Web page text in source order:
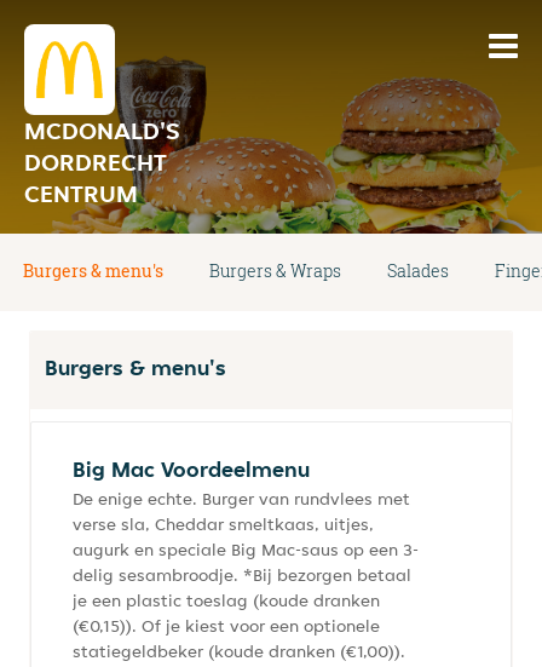
MCDONALD'S
DORDRECHT
CENTRUM
Burgers & menu's Burgers & Wraps Salades
Burgers & menu's
Big Mac Voordeelmenu
De enige echte. Burger van rundvlees met
verse sla, Cheddar smeltkaas, uitjes,
augurk en speciale Big Mac-saus op een 3-
delig sesambroodje. *Bij bezorgen betaal
je een plastic toeslag (koude dranken
(€0,15)). Of je kiest voor een optionele
statiegeldbeker (koude dranken (€1,00)).